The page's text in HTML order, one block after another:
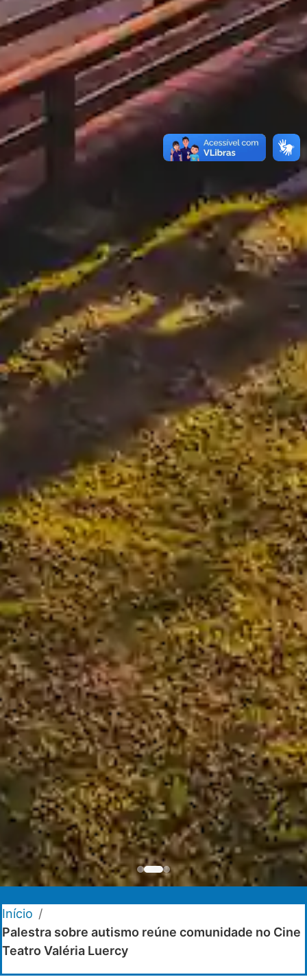
Início /
Palestra sobre autismo reúne comunidade no Cine
Teatro Valéria Luercy